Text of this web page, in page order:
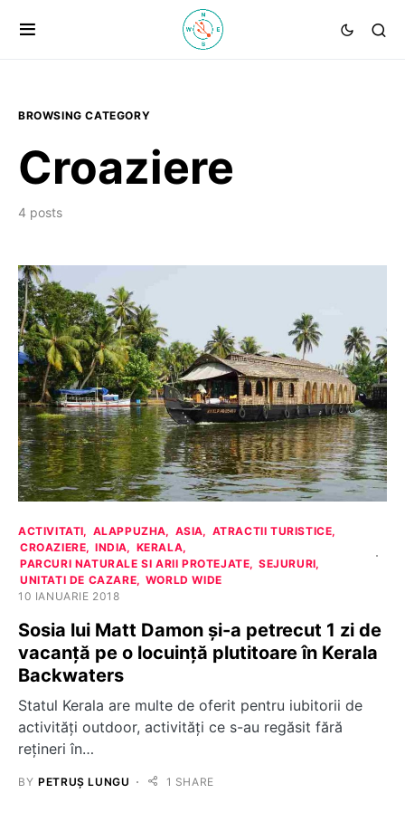
BROWSING CATEGORY
Croaziere
4 posts
ACTIVITATI ALAPPUZHA ASIA
ATRACTII TURISTICE
CROAZIERE
INDIA
KERALA
PARCURI NATURALE SI ARII PROTEJATE
SEJURURI
UNITATI DE CAZARE
WORLD WIDE
10 IANUARIE 2018
Sosia lui Matt Damon și-a petrecut 1 zi de
vacanță pe o locuință plutitoare în Kerala
Backwaters
Statul Kerala are multe de oferit pentru iubitorii de
activități outdoor, activități ce s-au regăsit fără
rețineri în…
BY PETRUȘ LUNGU 1 SHARE